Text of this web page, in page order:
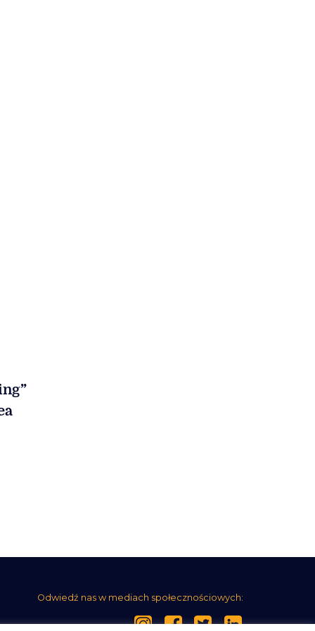
Odwiedź nas w mediach społecznościowych: